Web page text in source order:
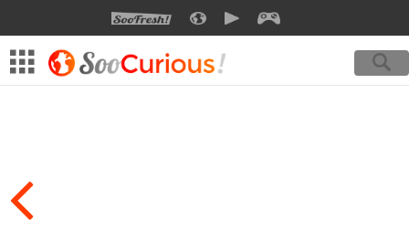
SOOFRESHSOOCURIOUSSOOMOTION